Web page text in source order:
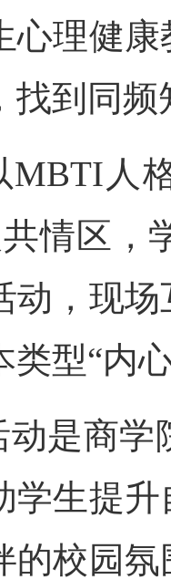
心理健
找到同频
MBTI人
情区，
动，现
类型“内
动是商学
学生提
的校园氛